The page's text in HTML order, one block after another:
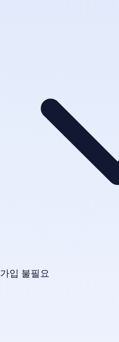
가입 불필요